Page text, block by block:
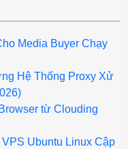
Media Buyer Chạy
Hệ Thống Proxy Xử
từ Clouding
Ubuntu Linux Cập